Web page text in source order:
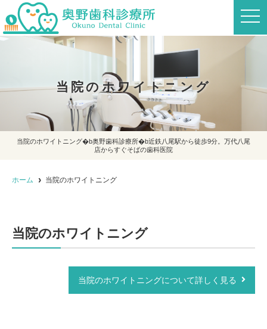
t
o
g
i
当院のホワイトニング
当院のホワイトニング�b奥野歯科診療所�b近鉄八尾駅から徒歩9分。万代八尾
店からすぐそばの歯科医院
ホーム 当院のホワイトニング
当院のホワイトニング
当院のホワイトニングについて詳しく見る